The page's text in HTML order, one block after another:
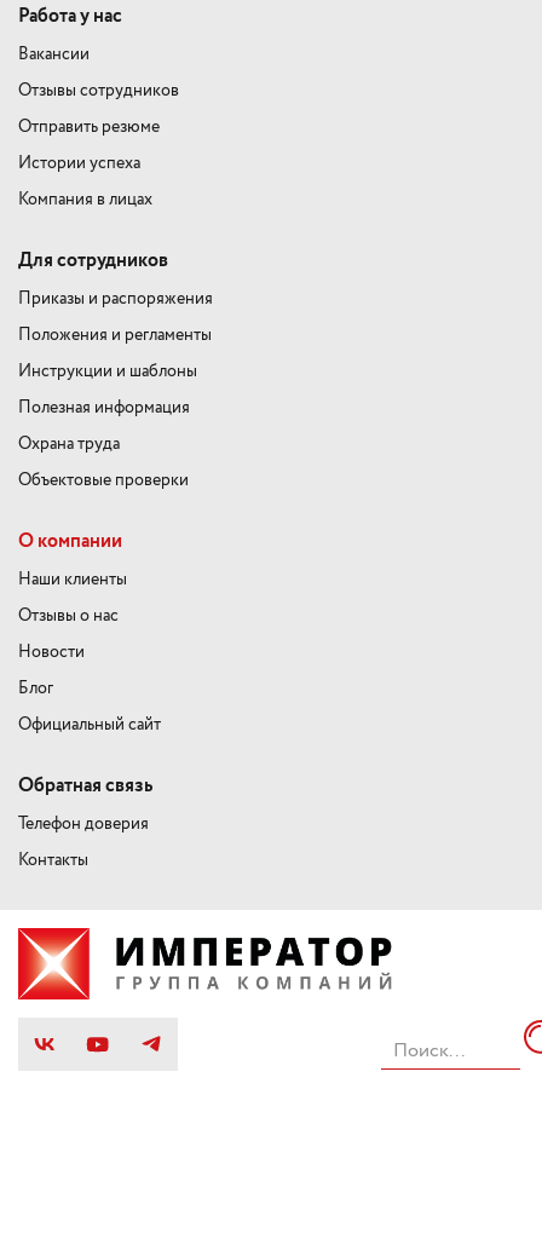
Работа у нас
Вакансии
Отзывы сотрудников
Отправить резюме
Истории успеха
Компания в лицах
Для сотрудников
Приказы и распоряжения
Положения и регламенты
Инструкции и шаблоны
Полезная информация
Охрана труда
Объектовые проверки
О компании
Наши клиенты
Отзывы о нас
Новости
Блог
Официальный сайт
Обратная связь
Телефон доверия
Контакты